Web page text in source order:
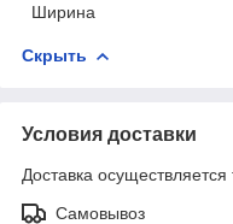
Ширина
Скрыть
Условия доставки
Доставка
Самовывоз